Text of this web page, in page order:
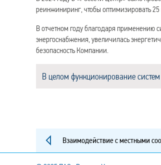
реинжиниринг, чтобы оптимизировать
В отчетном году благодаря применению
энергоснабжения, увеличилась
безопасность Компании.
В целом функционирование
Взаимодействие с местными